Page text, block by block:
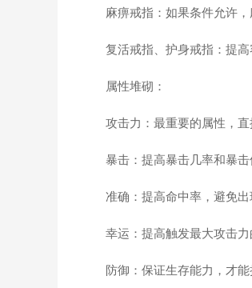
麻痹戒指：如果条件允许
复活戒指、护身戒指：提高
属性堆砌：
攻击力：最重要的属性，直
暴击：提高暴击几率和暴击
准确：提高命中率，避免出
幸运：提高触发最大攻击力
防御：保证生存能力，才能